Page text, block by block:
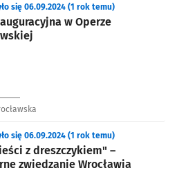
w Operze
się 06.09.2024 (1 rok temu)
z dreszczykiem" –
zwiedzanie Wrocławia
się 06.09.2024 (1 rok temu)